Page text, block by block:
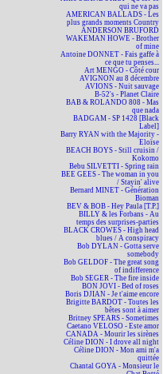
qui ne va pas
AMERICAN BALLADS - Les
plus grands moments Country
ANDERSON BRUFORD
WAKEMAN HOWE - Brother
of mine
Antoine DONNET - Fais gaffe à
ce que tu penses...
Art MENGO - Côté cour
AVIGNON au 8 décembre
AVIONS - Nuit sauvage
B-52's - Planet Claire
BAB & ROLANDO 808 - Mas
que nada
BADGAM - SP 1428 [Black
Label]
Barry RYAN with the Majority -
Eloïse
BEACH BOYS - Still cruisin /
Kokomo
Bebu SILVETTI - Spring rain
BEE GEES - The woman in you
/ Stayin' alive
Bernard MINET - Génération
Bioman
BEV & BOB - Hey Paula [T.P.]
BILLY & les Forbans - Au
temps des surprises-parties
BLACK CROWES - High head
blues / A conspiracy
Bob DYLAN - Gotta serve
somebody
Bob GELDOF - The great song
of indifference
Bob SEGER - The fire inside
BON JOVI - Bed of roses
Boris DJIAN - Je t'aime encore
Brigitte BARDOT - Toutes les
bêtes sont à aimer
Britney SPEARS - Sometimes
Caetano VELOSO - Este amor
CANADA - Mourir les sirènes
Céline DION - I drove all night
Céline DION - Mon ami m'a
quittée
Chantal GOYA - Monsieur le